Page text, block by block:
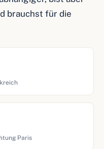
brauchst für die
Paris